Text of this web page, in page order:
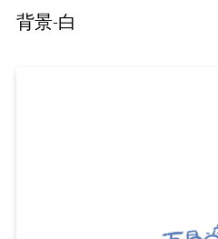
背景-白